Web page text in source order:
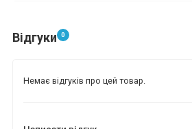
Відгуки 0
Немає відгуків про цей товар.